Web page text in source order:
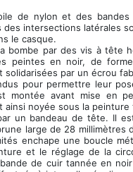
de nylon et des
intersections latérales
le casque.
bombe par des vis à tête
peintes en noir, de
solidarisées par un écrou
pour permettre leur
montée avant mise en
noyée sous la
un bandeau de tête. Il
large de 28 millimètres
enchape une boucle
et le réglage de la
de cuir tannée en